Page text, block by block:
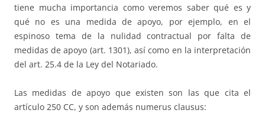
tiene mucha importancia como veremos saber qué es y
qué no es una medida de apoyo, por ejemplo, en el
espinoso tema de la nulidad contractual por falta de
medidas de apoyo (art. 1301), así como en la interpretación
del art. 25.4 de la Ley del Notariado.
Las medidas de apoyo que existen son las que cita el
artículo 250 CC, y son además numerus clausus: